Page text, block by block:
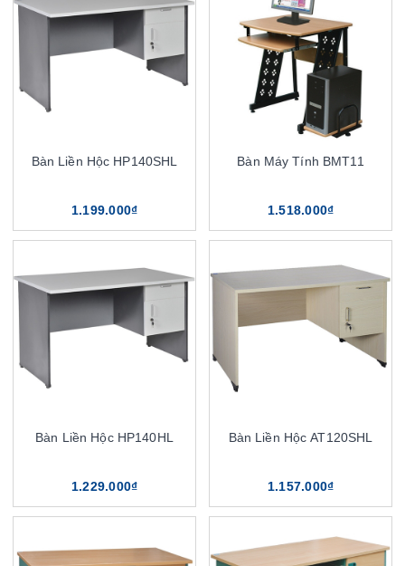
Bàn Liền Hộc HP140SHL
1.199.000₫
Bàn Máy Tính BMT11
1.518.000₫
Bàn Liền Hộc HP140HL
1.229.000₫
Bàn Liền Hộc AT120SHL
1.157.000₫